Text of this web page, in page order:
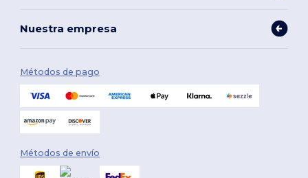
Nuestra empresa
Métodos de pago
Métodos de envío